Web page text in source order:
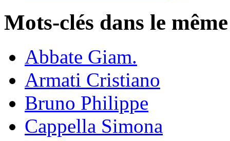
Mots-clés dans le
Abbate Giam.
Armati Cristiano
Bruno Philippe
Cappella Simona